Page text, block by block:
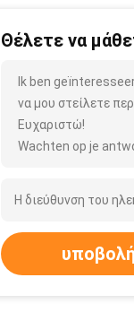
Θέλετε να
Ik ben
να μου στείλετε
Ευχαριστώ!
Wachten op je
υποβολή